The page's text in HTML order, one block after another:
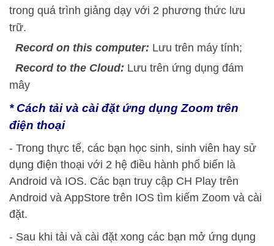
trong quá trình giảng dạy với 2 phương thức lưu
trữ.
Record on this computer: Lưu trên máy tính;
Record to the Cloud: Lưu trên ứng dụng đám
mây
* Cách tải và cài đặt ứng dụng Zoom trên
điện thoại
- Trong thực tế, các bạn học sinh, sinh viên hay sử
dụng điện thoại với 2 hệ điều hành phổ biến là
Android và IOS. Các bạn truy cập CH Play trên
Android và AppStore trên IOS tìm kiếm Zoom và cài
đặt.
- Sau khi tải và cài đặt xong các bạn mở ứng dụng